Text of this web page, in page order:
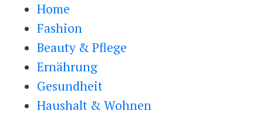
Home
Fashion
Beauty & Pflege
Ernährung
Gesundheit
Haushalt & Wohnen